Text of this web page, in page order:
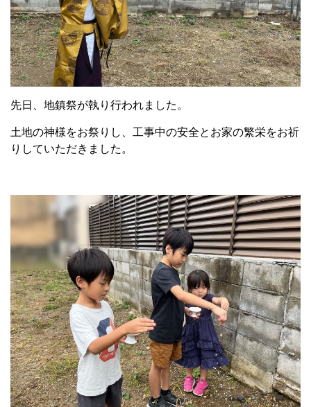
先日、地鎮祭が執り行われました。
土地の神様をお祭りし、工事中の安全とお家の繁栄をお祈
りしていただきました。